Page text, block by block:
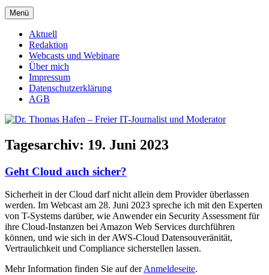
Menü
Aktuell
Redaktion
Webcasts und Webinare
Über mich
Impressum
Datenschutzerklärung
AGB
Tagesarchiv: 19. Juni 2023
Geht Cloud auch sicher?
Sicherheit in der Cloud darf nicht allein dem Provider überlassen
werden. Im Webcast am 28. Juni 2023 spreche ich mit den Experten
von T-Systems darüber, wie Anwender ein Security Assessment für
ihre Cloud-Instanzen bei Amazon Web Services durchführen
können, und wie sich in der AWS-Cloud Datensouveränität,
Vertraulichkeit und Compliance sicherstellen lassen.
Mehr Information finden Sie auf derAnmeldeseite.